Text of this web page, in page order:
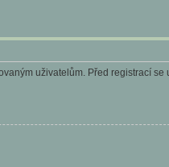
uživatelům. Před registrací se